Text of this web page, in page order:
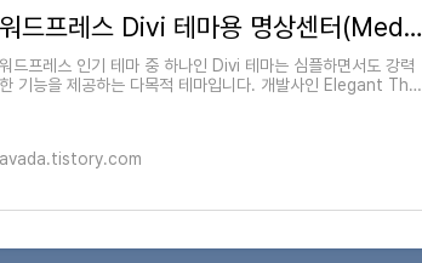
워드프레스 Divi 테마용 명상센터(Meditation Center) 레이아웃 팩 무료 다운로드
워드프레스 인기 테마 중 하나인 Divi 테마는 심플하면서도 강력
한 기능을 제공하는 다목적 테마입니다. 개발사인 Elegant The
avada.tistory.com